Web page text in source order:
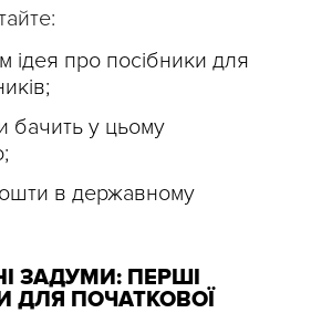
ідея про посібники для
бачить у цьому
в державному
ЗАДУМИ: ПЕРШІ
ДЛЯ ПОЧАТКОВОЇ